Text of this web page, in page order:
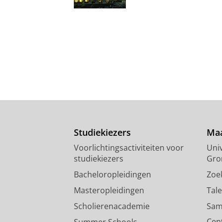
Studiekiezers
Voorlichtingsactiviteiten voor
studiekiezers
Bacheloropleidingen
Masteropleidingen
Scholierenacademie